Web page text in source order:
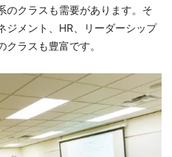
のクラスも需要があります。そ
ジメント、HR、リーダーシップ
ラスも豊富です。